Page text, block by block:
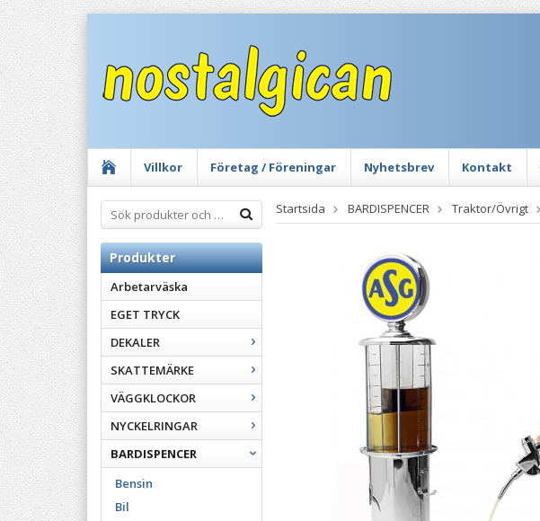
Villkor Företag / Föreningar Nyhetsbrev Kontakt
Produkter
Arbetarväska
EGET TRYCK
DEKALER
SKATTEMÄRKE
VÄGGKLOCKOR
NYCKELRINGAR
BARDISPENCER
Bensin
Bil
Startsida BARDISPENCER Traktor/Övrigt